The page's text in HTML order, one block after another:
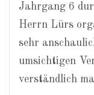
Jahrgang 6
Herrn Lürs
sehr
umsichtigen
verständlich